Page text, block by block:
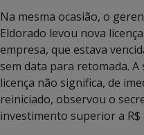
Na mesma ocasião, o
Eldorado levou nova
empresa, que estava
sem data para retomada.
licença não significa, de
reiniciado, observou o
investimento superior a R$